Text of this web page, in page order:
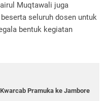
Muqtawali juga
seluruh dosen untuk
bentuk kegiatan
Pramuka ke Jambore